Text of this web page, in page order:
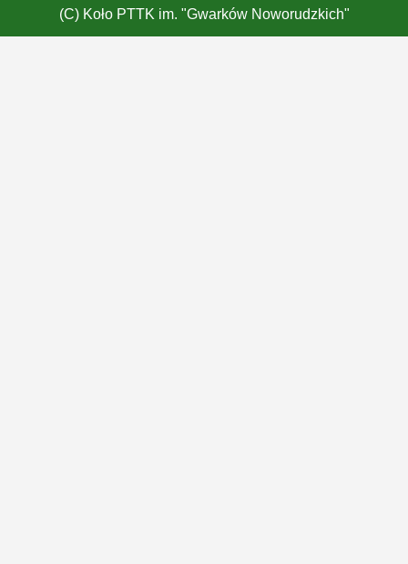
(C) Koło PTTK im. "Gwarków Noworudzkich"